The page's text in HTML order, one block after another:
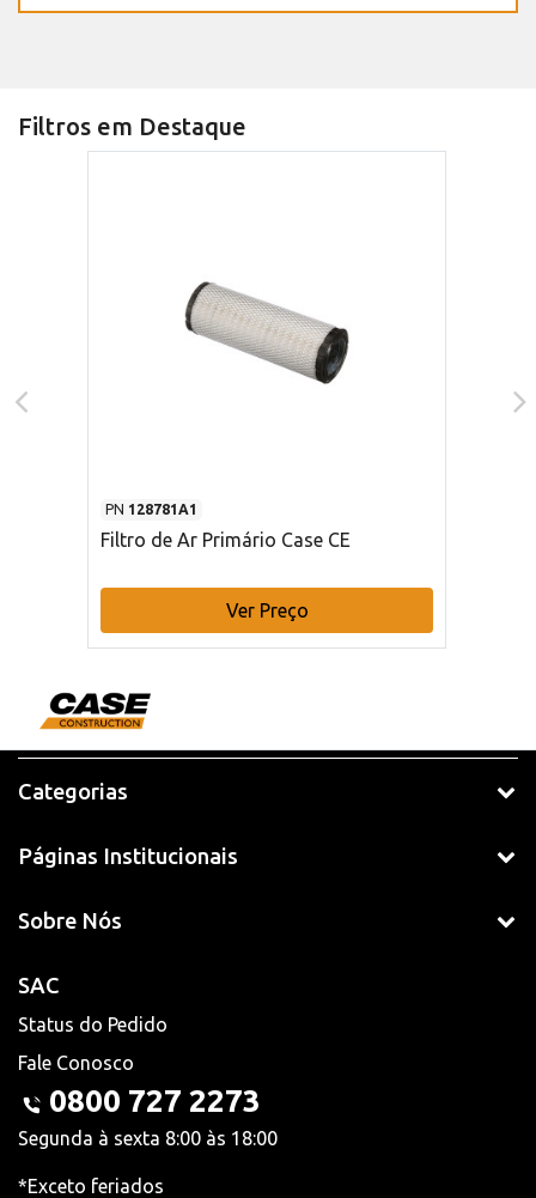
Filtros em Destaque
PN 128781A1
Filtro de Ar Primário Case CE
Ver Preço
Categorias
Páginas Institucionais
Sobre Nós
SAC
Status do Pedido
Fale Conosco
0800 727 2273
Segunda à sexta 8:00 às 18:00
*Exceto feriados